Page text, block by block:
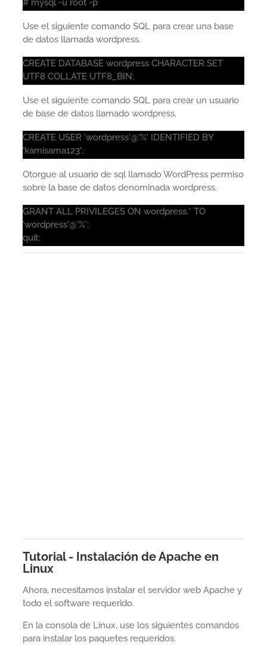
# mysql -u root -p
Use el siguiente comando SQL para crear una base
de datos llamada wordpress.
CREATE DATABASE wordpress CHARACTER SET
UTF8 COLLATE UTF8_BIN;
Use el siguiente comando SQL para crear un usuario
de base de datos llamado wordpress.
CREATE USER 'wordpress'@'%' IDENTIFIED BY
'kamisama123';
Otorgue al usuario de sql llamado WordPress permiso
sobre la base de datos denominada wordpress.
GRANT ALL PRIVILEGES ON wordpress.* TO
'wordpress'@'%';
quit;
Tutorial - Instalación de Apache en
Linux
Ahora, necesitamos instalar el servidor web Apache y
todo el software requerido.
En la consola de Linux, use los siguientes comandos
para instalar los paquetes requeridos.